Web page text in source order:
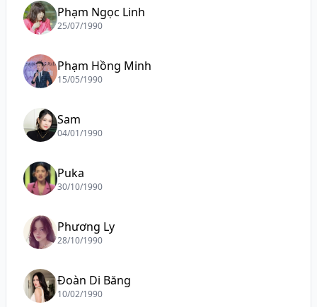
Phạm Ngọc Linh
25/07/1990
Phạm Hồng Minh
15/05/1990
Sam
04/01/1990
Puka
30/10/1990
Phương Ly
28/10/1990
Đoàn Di Băng
10/02/1990